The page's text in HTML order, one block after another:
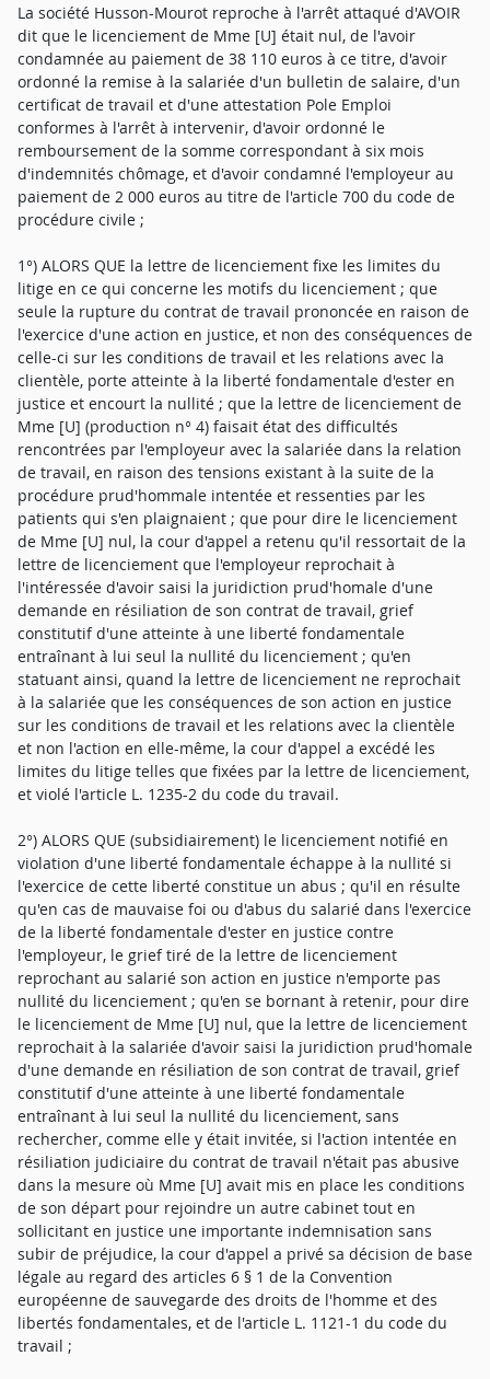
La société Husson-Mourot reproche à l'arrêt attaqué d'AVOIR
dit que le licenciement de Mme [U] était nul, de l'avoir
condamnée au paiement de 38 110 euros à ce titre, d'avoir
ordonné la remise à la salariée d'un bulletin de salaire, d'un
certificat de travail et d'une attestation Pole Emploi
conformes à l'arrêt à intervenir, d'avoir ordonné le
remboursement de la somme correspondant à six mois
d'indemnités chômage, et d'avoir condamné l'employeur au
paiement de 2 000 euros au titre de l'article 700 du code de
procédure civile ;
1°) ALORS QUE la lettre de licenciement fixe les limites du
litige en ce qui concerne les motifs du licenciement ; que
seule la rupture du contrat de travail prononcée en raison de
l'exercice d'une action en justice, et non des conséquences de
celle-ci sur les conditions de travail et les relations avec la
clientèle, porte atteinte à la liberté fondamentale d'ester en
justice et encourt la nullité ; que la lettre de licenciement de
Mme [U] (production n° 4) faisait état des difficultés
rencontrées par l'employeur avec la salariée dans la relation
de travail, en raison des tensions existant à la suite de la
procédure prud'hommale intentée et ressenties par les
patients qui s'en plaignaient ; que pour dire le licenciement
de Mme [U] nul, la cour d'appel a retenu qu'il ressortait de la
lettre de licenciement que l'employeur reprochait à
l'intéressée d'avoir saisi la juridiction prud'homale d'une
demande en résiliation de son contrat de travail, grief
constitutif d'une atteinte à une liberté fondamentale
entraînant à lui seul la nullité du licenciement ; qu'en
statuant ainsi, quand la lettre de licenciement ne reprochait
à la salariée que les conséquences de son action en justice
sur les conditions de travail et les relations avec la clientèle
et non l'action en elle-même, la cour d'appel a excédé les
limites du litige telles que fixées par la lettre de licenciement,
et violé l'article L. 1235-2 du code du travail.
2°) ALORS QUE (subsidiairement) le licenciement notifié en
violation d'une liberté fondamentale échappe à la nullité si
l'exercice de cette liberté constitue un abus ; qu'il en résulte
qu'en cas de mauvaise foi ou d'abus du salarié dans l'exercice
de la liberté fondamentale d'ester en justice contre
l'employeur, le grief tiré de la lettre de licenciement
reprochant au salarié son action en justice n'emporte pas
nullité du licenciement ; qu'en se bornant à retenir, pour dire
le licenciement de Mme [U] nul, que la lettre de licenciement
reprochait à la salariée d'avoir saisi la juridiction prud'homale
d'une demande en résiliation de son contrat de travail, grief
constitutif d'une atteinte à une liberté fondamentale
entraînant à lui seul la nullité du licenciement, sans
rechercher, comme elle y était invitée, si l'action intentée en
résiliation judiciaire du contrat de travail n'était pas abusive
dans la mesure où Mme [U] avait mis en place les conditions
de son départ pour rejoindre un autre cabinet tout en
sollicitant en justice une importante indemnisation sans
subir de préjudice, la cour d'appel a privé sa décision de base
légale au regard des articles 6 § 1 de la Convention
européenne de sauvegarde des droits de l'homme et des
libertés fondamentales, et de l'article L. 1121-1 du code du
travail ;